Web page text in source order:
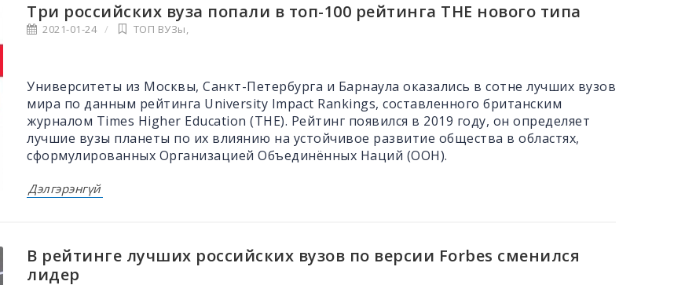
Три российских вуза попали в топ-100 рейтинга THE нового типа
2021-01-24 ТОП ВУЗы,
Университеты из Москвы, Санкт-Петербурга и Барнаула оказались в сотне лучших вузов
мира по данным рейтинга University Impact Rankings, составленного британским
журналом Times Higher Education (THE). Рейтинг появился в 2019 году, он определяет
лучшие вузы планеты по их влиянию на устойчивое развитие общества в областях,
сформулированных Организацией Объединённых Наций (ООН).
Дэлгэрэнгүй
В рейтинге лучших российских вузов по версии Forbes сменился
лидер